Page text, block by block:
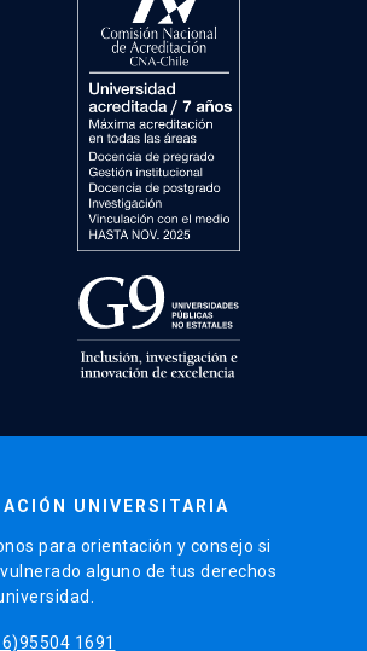
UNIVERSITARIA
para orientación y consejo si
alguno de tus derechos
1691